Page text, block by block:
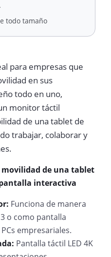
todo tamaño
para empresas que
en sus
todo en uno,
monitor táctil
de una tablet de
trabajar, colaborar y
de una tablet
interactiva
Funciona de manera
o como pantalla
empresariales.
Pantalla táctil LED 4K